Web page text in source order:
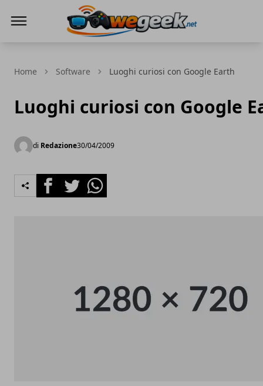
Home Software Luoghi curiosi con Google Earth
Luoghi curiosi con Google
di Redazione30/04/2009
FacebookTwitterWhatsapp